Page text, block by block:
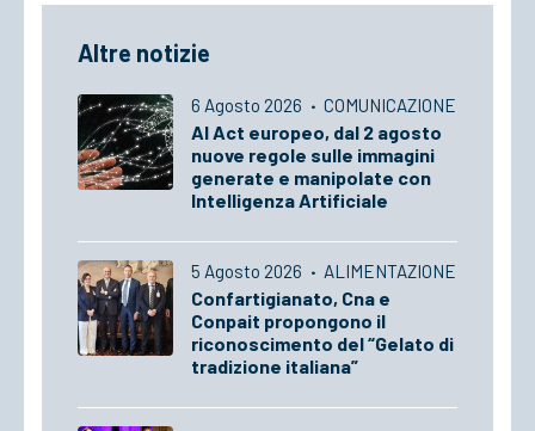
Altre notizie
6 Agosto 2026 · COMUNICAZIONE
AI Act europeo, dal 2 agosto
nuove regole sulle immagini
generate e manipolate con
Intelligenza Artificiale
5 Agosto 2026 · ALIMENTAZIONE
Confartigianato, Cna e
Conpait propongono il
riconoscimento del “Gelato di
tradizione italiana”